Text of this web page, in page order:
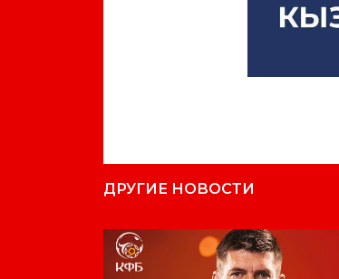
ДРУГИЕ НОВОСТИ